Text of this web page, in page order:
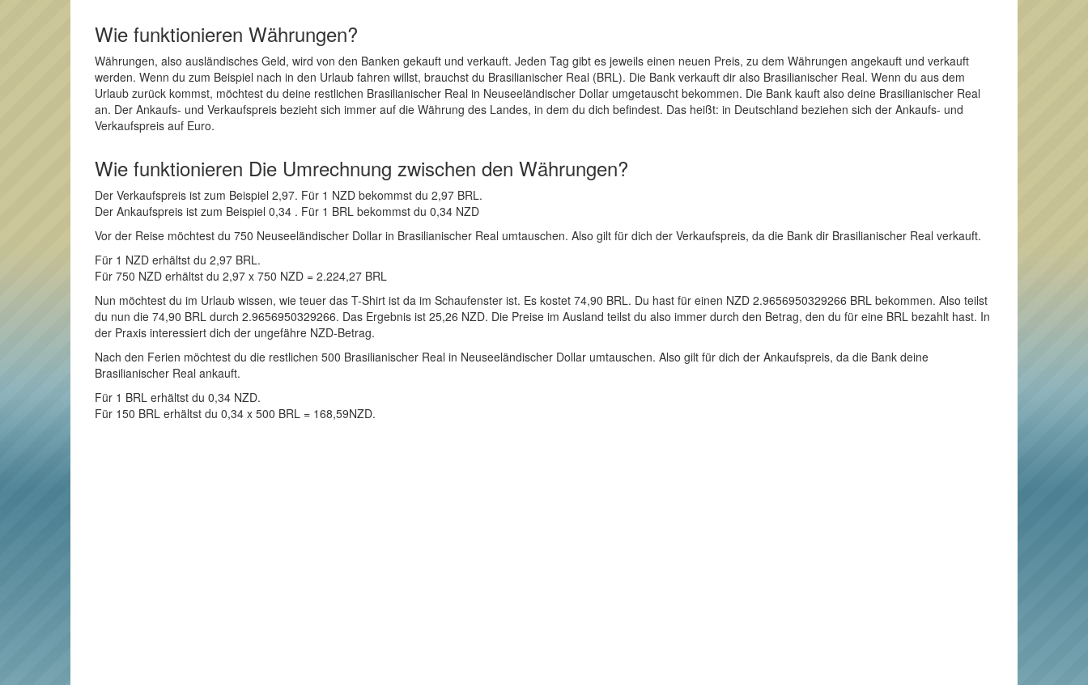
Wie funktionieren Währungen?
Währungen, also ausländisches Geld, wird von den Banken gekauft und verkauft. Jeden Tag gibt es jeweils einen neuen Preis, zu dem Währungen angekauft und verkauft
werden. Wenn du zum Beispiel nach in den Urlaub fahren willst, brauchst du Brasilianischer Real (BRL). Die Bank verkauft dir also Brasilianischer Real. Wenn du aus dem
Urlaub zurück kommst, möchtest du deine restlichen Brasilianischer Real in Neuseeländischer Dollar umgetauscht bekommen. Die Bank kauft also deine Brasilianischer Real
an. Der Ankaufs- und Verkaufspreis bezieht sich immer auf die Währung des Landes, in dem du dich befindest. Das heißt: in Deutschland beziehen sich der Ankaufs- und
Verkaufspreis auf Euro.
Wie funktionieren Die Umrechnung zwischen den Währungen?
Der Verkaufspreis ist zum Beispiel 2,97. Für 1 NZD bekommst du 2,97 BRL.
Der Ankaufspreis ist zum Beispiel 0,34 . Für 1 BRL bekommst du 0,34 NZD
Vor der Reise möchtest du 750 Neuseeländischer Dollar in Brasilianischer Real umtauschen. Also gilt für dich der Verkaufspreis, da die Bank dir Brasilianischer Real verkauft.
Für 1 NZD erhältst du 2,97 BRL.
Für 750 NZD erhältst du 2,97 x 750 NZD = 2.224,27 BRL
Nun möchtest du im Urlaub wissen, wie teuer das T-Shirt ist da im Schaufenster ist. Es kostet 74,90 BRL. Du hast für einen NZD 2.9656950329266 BRL bekommen. Also teilst
du nun die 74,90 BRL durch 2.9656950329266. Das Ergebnis ist 25,26 NZD. Die Preise im Ausland teilst du also immer durch den Betrag, den du für eine BRL bezahlt hast. In
der Praxis interessiert dich der ungefähre NZD-Betrag.
Nach den Ferien möchtest du die restlichen 500 Brasilianischer Real in Neuseeländischer Dollar umtauschen. Also gilt für dich der Ankaufspreis, da die Bank deine
Brasilianischer Real ankauft.
Für 1 BRL erhältst du 0,34 NZD.
Für 150 BRL erhältst du 0,34 x 500 BRL = 168,59NZD.